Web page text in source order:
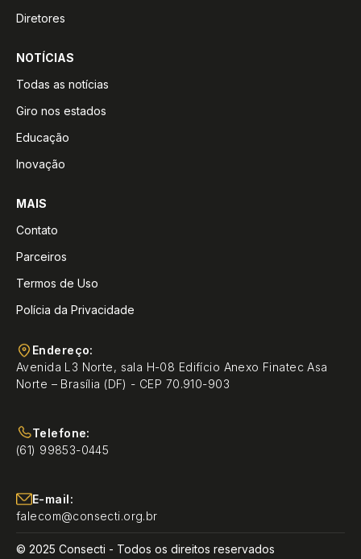
Diretores
NOTÍCIAS
Todas as notícias
Giro nos estados
Educação
Inovação
MAIS
Contato
Parceiros
Termos de Uso
Polícia da Privacidade
Endereço:
Avenida L3 Norte, sala H-08 Edifício Anexo Finatec Asa
Norte – Brasília (DF) - CEP 70.910-903
Telefone:
(61) 99853-0445
E-mail:
falecom@consecti.org.br
© 2025 Consecti - Todos os direitos reservados